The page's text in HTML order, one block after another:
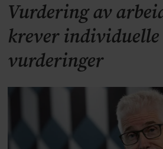
Vurdering av
krever
vurderinger